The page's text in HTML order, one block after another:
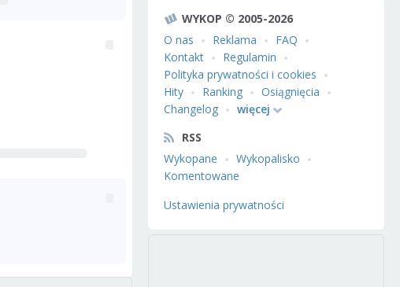
WYKOP © 2005-2026
O nas
Reklama
FAQ
Kontakt
Regulamin
Polityka prywatności i cookies
Hity
Ranking
Osiągnięcia
Changelog
więcej
RSS
Wykopane
Wykopalisko
Komentowane
Ustawienia prywatności